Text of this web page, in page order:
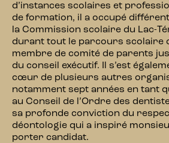
d’instances scolaires et
de formation, il a occupé
la Commission scolaire du Lac-
durant tout le parcours scolaire
membre de comité de parents
du conseil exécutif. Il s’est
cœur de plusieurs autres
notamment sept années en tant
au Conseil de l’Ordre des
sa profonde conviction du
déontologie qui a inspiré
porter candidat.